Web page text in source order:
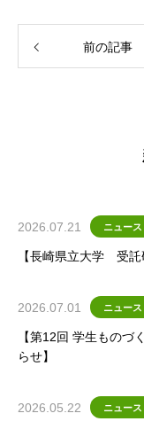
前の記事
2026.07.21 ニュー
【長崎県立大学 受託
2026.07.01 ニュー
【第12回 学生ものづ
らせ】
2026.05.22 ニュー